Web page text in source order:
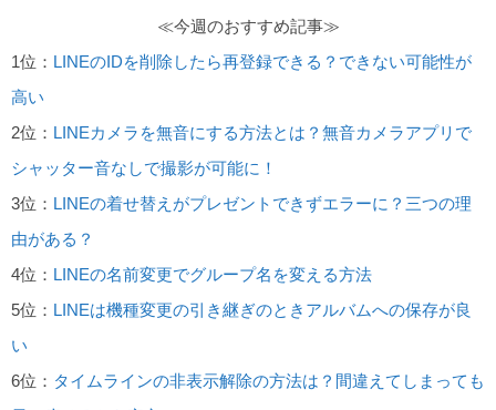
≪今週のおすすめ記事≫
1位： LINEのIDを削除したら再登録できる？できない可能性が
高い
2位： LINEカメラを無音にする方法とは？無音カメラアプリで
シャッター音なしで撮影が可能に！
3位： LINEの着せ替えがプレゼントできずエラーに？三つの理
由がある？
4位： LINEの名前変更でグループ名を変える方法
5位： LINEは機種変更の引き継ぎのときアルバムへの保存が良
い
6位： タイムラインの非表示解除の方法は？間違えてしまっても